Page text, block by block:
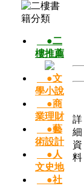
●二
樓推薦
●文
學小說
●商
業理財
●藝
術設計
●人
文史地
●社
詳
細
資
料